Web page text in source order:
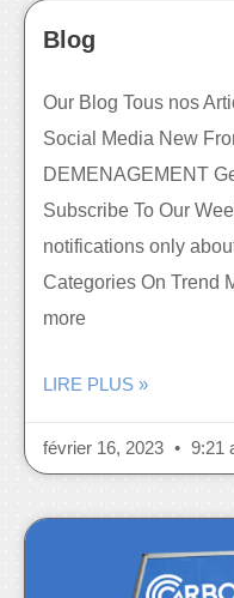
Blog
Our Blog Tous nos
Social Media New
DEMENAGEMENT
Subscribe To Our
notifications only
Categories On Trend
more
LIRE PLUS »
février 16, 2023 9:21